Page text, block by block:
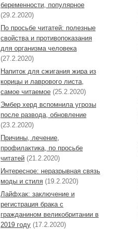
беременности, популярное
(29.2.2020)
По просьбе читатей: полезные
свойства и противопоказания
для организма человека
(27.2.2020)
Напиток для сжигания жира из
корицы и лаврового листа,
самое читаемое (25.2.2020)
Эмбер херд вспомнила угрозы
после развода, обновление
(23.2.2020)
Причины, лечение,
профилактика, по просьбе
читатей (21.2.2020)
Интересное: неразрывная связь
моды и стиля (19.2.2020)
Лайфхак: заключение и
регистрация брака с
гражданином великобритании в
2019 году (17.2.2020)